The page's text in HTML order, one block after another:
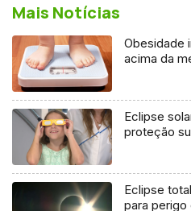
Mais Notícias
Obesidade
acima da
Eclipse
proteção
Eclipse
para perigo